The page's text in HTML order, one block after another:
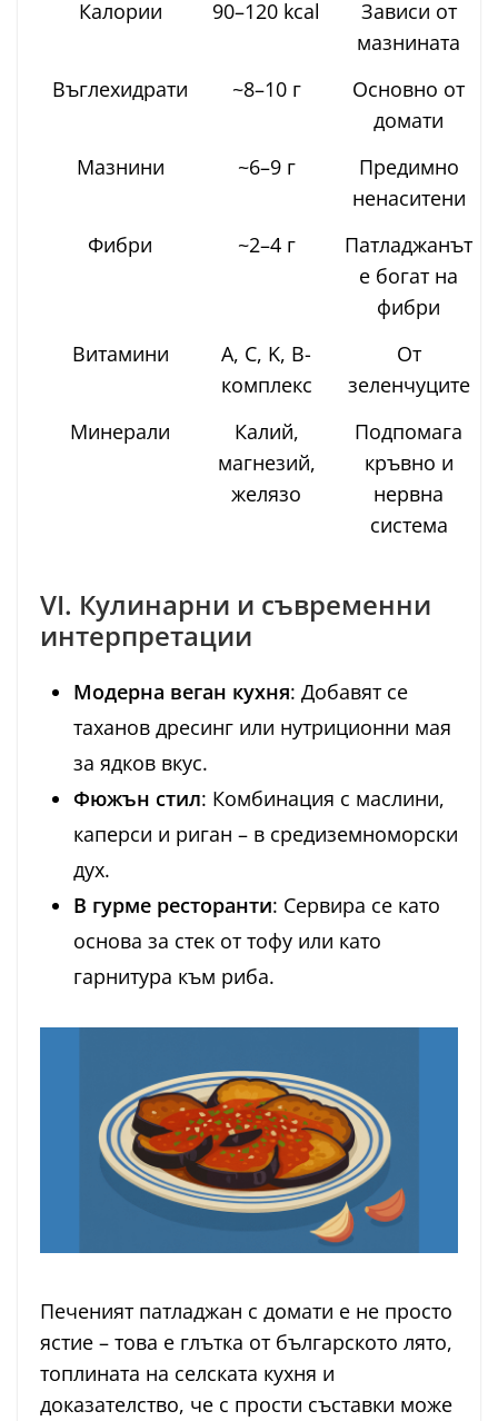
Калории 90–120 kcal
Зависи от
мазнината
Въглехидрати
~8–10 г
Основно от
домати
Мазнини
~6–9 г
Предимно
ненаситени
Фибри
~2–4 г
Патладжанът
е богат на
фибри
Витамини
A, C, K, B-
комплекс
От
зеленчуците
Минерали
Калий,
магнезий,
желязо
Подпомага
кръвно и
нервна
система
VI. Кулинарни и съвременни
интерпретации
Модерна веган кухня: Добавят се
таханов дресинг или нутриционни мая
за ядков вкус.
Фюжън стил: Комбинация с маслини,
каперси и риган – в средиземноморски
дух.
В гурме ресторанти: Сервира се като
основа за стек от тофу или като
гарнитура към риба.
Печеният патладжан с домати е не просто
ястие – това е глътка от българското лято,
топлината на селската кухня и
доказателство, че с прости съставки може